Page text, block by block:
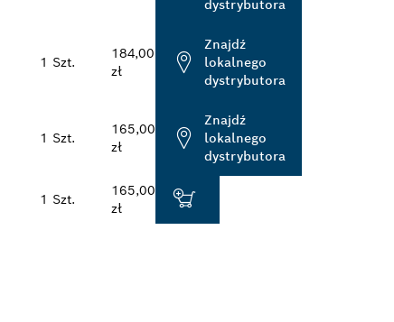
dystrybutora
1 Szt.
184,00
zł
Znajdź
lokalnego
dystrybutora
1 Szt.
165,00
zł
Znajdź
lokalnego
dystrybutora
1 Szt.
165,00
zł